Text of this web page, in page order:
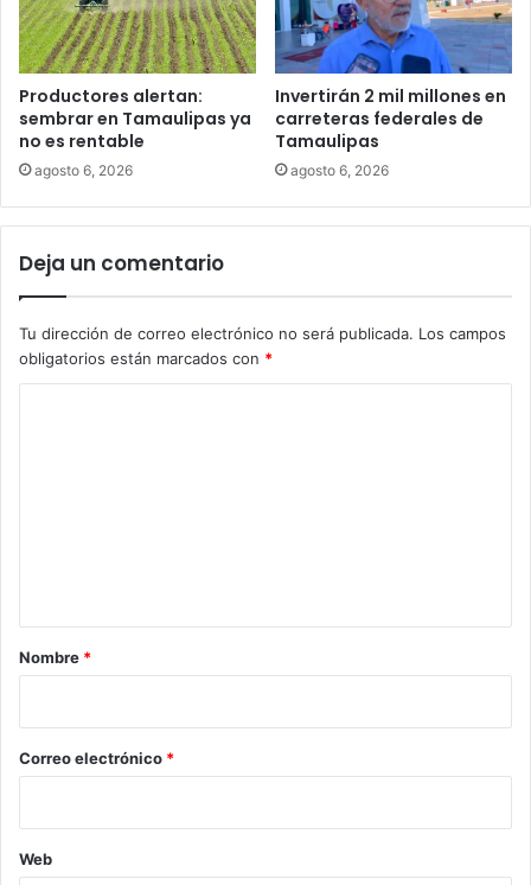
Productores alertan:
sembrar en Tamaulipas ya
no es rentable
agosto 6, 2026
Invertirán 2 mil millones en
carreteras federales de
Tamaulipas
agosto 6, 2026
Deja un comentario
Tu dirección de correo electrónico no será publicada. Los campos
obligatorios están marcados con *
r
*
Nombre *
Correo electrónico *
Web